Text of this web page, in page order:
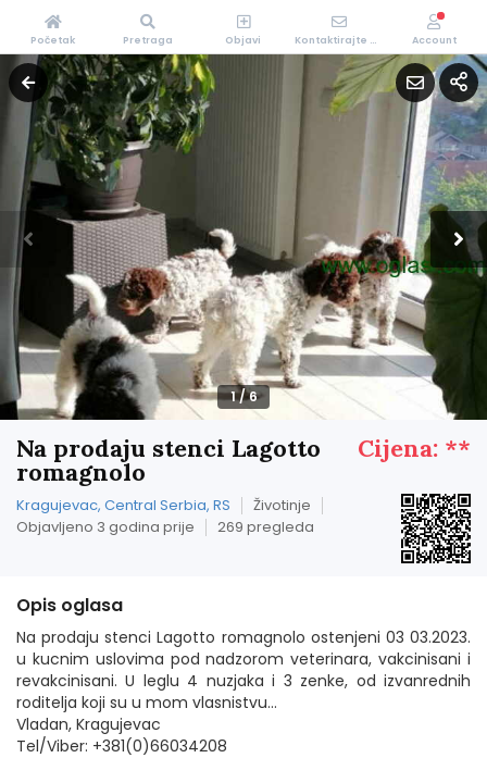
1/6
Cijena: **
Na prodaju stenci Lagotto
romagnolo
Kragujevac, Central Serbia, RS
Životinje
Objavljeno 3 godina prije
269 pregleda
Opis oglasa
Na prodaju stenci Lagotto romagnolo ostenjeni 03 03.2023.
u kucnim uslovima pod nadzorom veterinara, vakcinisani i
revakcinisani. U leglu 4 nuzjaka i 3 zenke, od izvanrednih
roditelja koji su u mom vlasnistvu…
Vladan, Kragujevac
Tel/Viber: +381(0)66034208
Početak Pretraga Objavi Kontaktirajte Nas Account